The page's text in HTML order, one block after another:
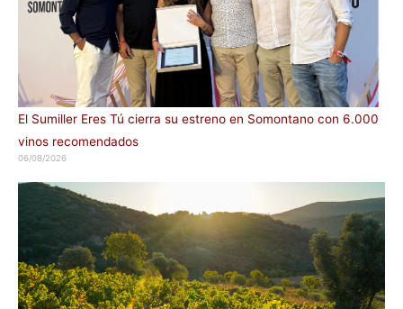
El Sumiller Eres Tú cierra su estreno en Somontano con 6.000
vinos recomendados
06/08/2026